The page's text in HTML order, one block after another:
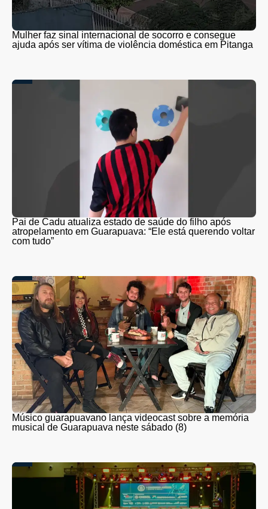
Mulher faz sinal internacional de socorro e consegue
ajuda após ser vítima de violência doméstica em Pitanga
Pai de Cadu atualiza estado de saúde do filho após
atropelamento em Guarapuava: “Ele está querendo voltar
com tudo”
Músico guarapuavano lança videocast sobre a memória
musical de Guarapuava neste sábado (8)